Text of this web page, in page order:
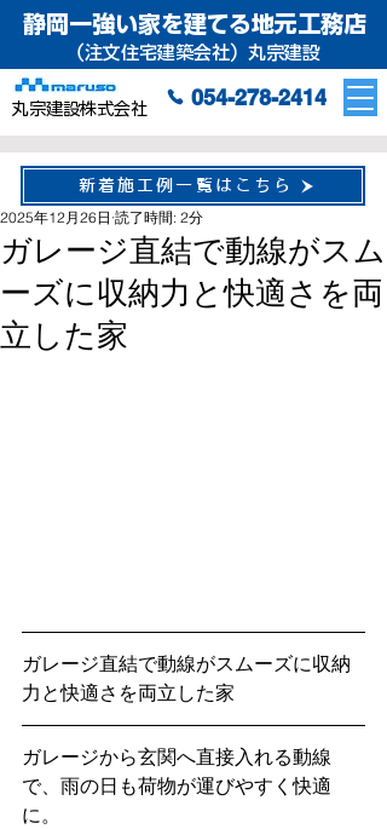
静岡一強い家を建てる地元工務店
（注文住宅建築会社）丸宗建設
054-278-2414
丸宗建設株式会社
新着施工例一覧はこちら
ガレージ直結で動線がスム
ーズに収納力と快適さを両
立した家
2025年12月26日 読了時間: 2分
ガレージ直結で動線がスムーズに収納
力と快適さを両立した家
ガレージから玄関へ直接入れる動線
で、雨の日も荷物が運びやすく快適
に。